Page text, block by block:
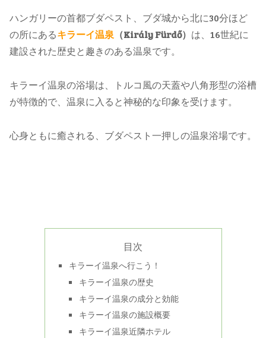
ハンガリーの首都ブダペスト、ブダ城から北に30分ほど
の所にあるキラーイ温泉 （Király Fürdő） は、16世紀に
建設された歴史と趣きのある温泉です。
キラーイ温泉の浴場は、トルコ風の天蓋や八角形型の浴槽
が特徴的で、温泉に入ると神秘的な印象を受けます。
心身ともに癒される、ブダペスト一押しの温泉浴場です。
目次
キラーイ温泉へ行こう！
キラーイ温泉の歴史
キラーイ温泉の成分と効能
キラーイ温泉の施設概要
キラーイ温泉近隣ホテル